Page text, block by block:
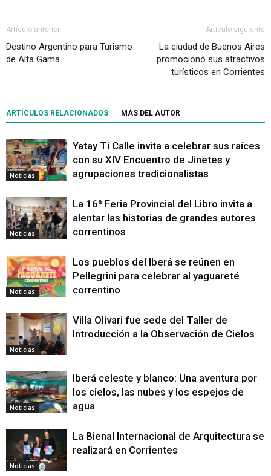
Artículo anterior
Destino Argentino para Turismo
de Alta Gama
Artículo siguiente
La ciudad de Buenos Aires
promocionó sus atractivos
turísticos en Corrientes
ARTÍCULOS RELACIONADOS MÁS DEL AUTOR
Noticias
Yatay Ti Calle invita a celebrar sus raíces
con su XIV Encuentro de Jinetes y
agrupaciones tradicionalistas
Noticias
La 16ª Feria Provincial del Libro invita a
alentar las historias de grandes autores
correntinos
Noticias
Los pueblos del Iberá se reúnen en
Pellegrini para celebrar al yaguareté
correntino
Noticias
Villa Olivari fue sede del Taller de
Introducción a la Observación de Cielos
Noticias
Iberá celeste y blanco: Una aventura por
los cielos, las nubes y los espejos de
agua
Noticias
La Bienal Internacional de Arquitectura se
realizará en Corrientes